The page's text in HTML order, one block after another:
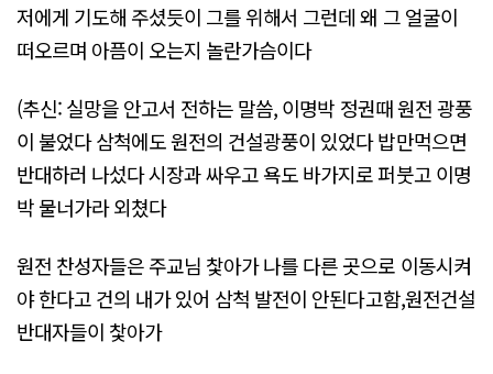
저에게 기도해 주셨듯이 그를 위해서 그런데 왜 그 얼굴이
떠오르며 아픔이 오는지 놀란가슴이다
(추신: 실망을 안고서 전하는 말씀, 이명박 정권때 원전 광풍
이 불었다 삼척에도 원전의 건설광풍이 있었다 밥만먹으면
반대하러 나섰다 시장과 싸우고 욕도 바가지로 퍼붓고 이명
박 물너가라 외쳤다
원전 찬성자들은 주교님 찿아가 나를 다른 곳으로 이동시켜
야 한다고 건의 내가 있어 삼척 발전이 안된다고함,원전건설
반대자들이 찿아가